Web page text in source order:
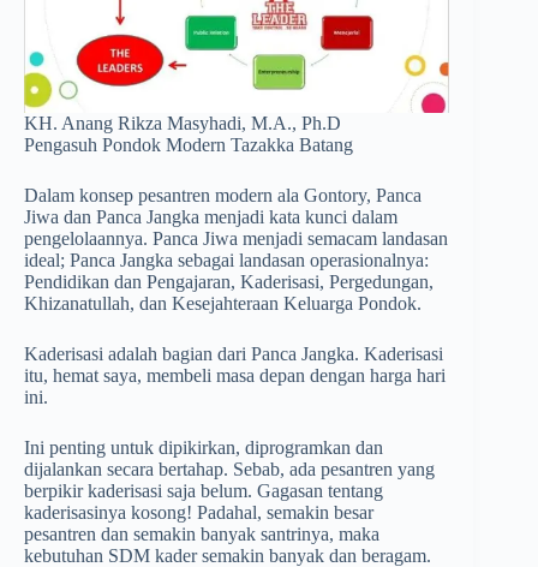
KH. Anang Rikza Masyhadi, M.A., Ph.D
Pengasuh Pondok Modern Tazakka Batang
Dalam konsep pesantren modern ala Gontory, Panca
Jiwa dan Panca Jangka menjadi kata kunci dalam
pengelolaannya. Panca Jiwa menjadi semacam landasan
ideal; Panca Jangka sebagai landasan operasionalnya:
Pendidikan dan Pengajaran, Kaderisasi, Pergedungan,
Khizanatullah, dan Kesejahteraan Keluarga Pondok.
Kaderisasi adalah bagian dari Panca Jangka. Kaderisasi
itu, hemat saya, membeli masa depan dengan harga hari
ini.
Ini penting untuk dipikirkan, diprogramkan dan
dijalankan secara bertahap. Sebab, ada pesantren yang
berpikir kaderisasi saja belum. Gagasan tentang
kaderisasinya kosong! Padahal, semakin besar
pesantren dan semakin banyak santrinya, maka
kebutuhan SDM kader semakin banyak dan beragam.